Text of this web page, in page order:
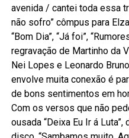
avenida / cantei toda essa
não sofro” cômpus para
“Bom Dia”, “Já foi”,
regravação de Martinho da
Nei Lopes e Leonardo
envolve muita conexão é
de bons sentimentos em
Com os versos que não
ousada “Deixa Eu Ir á